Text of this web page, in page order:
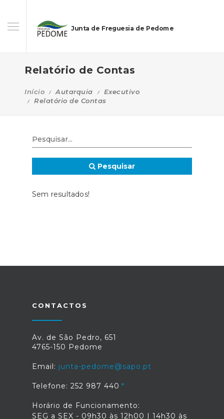
Junta de Freguesia de Pedome
Relatório de Contas
Início Autarquia
Executivo
Relatório de Contas
Pesquisar
Sem resultados!
CONTACTOS
Av. de São Pedro, 651
4765-150 Pedome
Email: junta-pedome@sapo.pt
Telefone: 252 987 440
Horário de Funcionamento:
SEG a SEX - 09h30 às 12h00 | 14h30 às